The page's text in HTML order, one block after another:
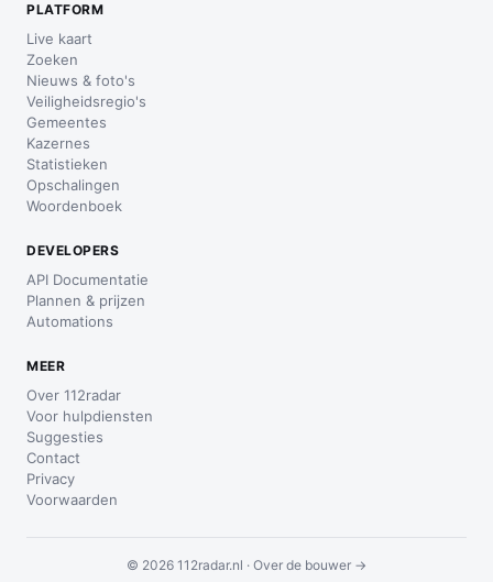
PLATFORM
Live kaart
Zoeken
Nieuws & foto's
Veiligheidsregio's
Gemeentes
Kazernes
Statistieken
Opschalingen
Woordenboek
DEVELOPERS
API Documentatie
Plannen & prijzen
Automations
MEER
Over 112radar
Voor hulpdiensten
Suggesties
Contact
Privacy
Voorwaarden
© 2026 112radar.nl · Over de bouwer →